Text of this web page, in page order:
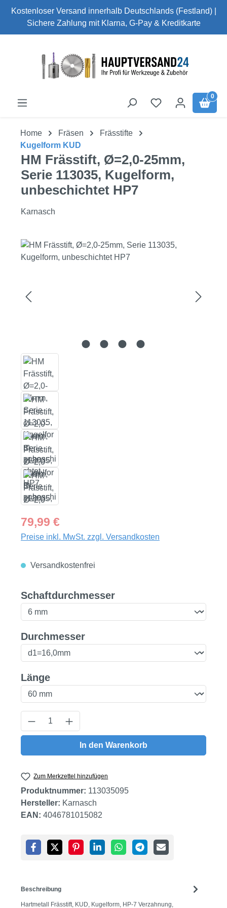
Zum Hauptinhalt springen
Kostenloser Versand innerhalb Deutschlands (Festland) |
Sichere Zahlung mit Klarna, G-Pay & Kreditkarte
0
Home Fräsen
Frässtifte
Kugelform KUD
HM Frässtift, Ø=2,0-25mm,
Serie 113035, Kugelform,
unbeschichtet HP7
Karnasch
Bildergalerie überspringen
Regulärer Preis:
79,99 €
Preise inkl. MwSt. zzgl. Versandkosten
Versandkostenfrei
Schaftdurchmesserauswählen
Durchmesserauswählen
Längeauswählen
Produkt Anzahl: Gib den gewünschten
In den Warenkorb
Zum Merkzettel hinzufügen
Produktnummer: 113035095
Hersteller: Karnasch
EAN: 4046781015082
Beschreibung
Hartmetall Frässtift, KUD, Kugelform, HP-7 Verzahnung,